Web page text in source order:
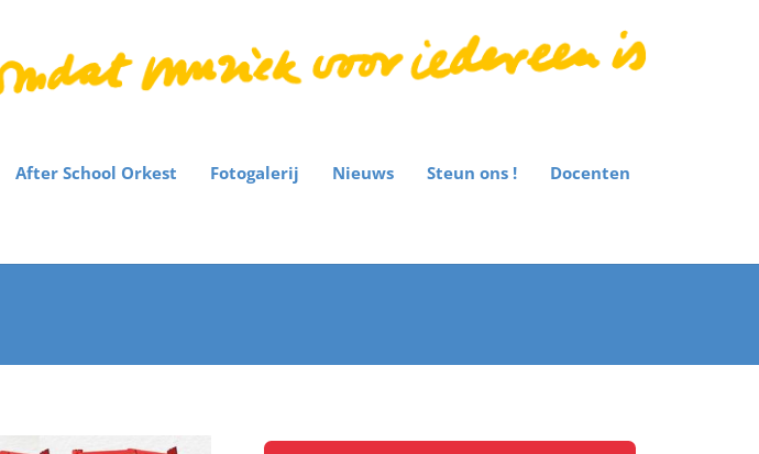
After School Orkest Fotogalerij Nieuws Steun ons ! Docenten